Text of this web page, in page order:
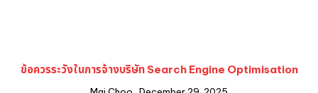
ข้อควรระวังในการจ้างบริษัท Search Engine Optimisation